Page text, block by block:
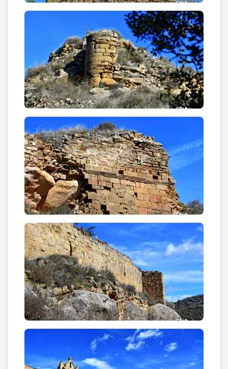
Al mur principal d'ingrés es troba laporta principal
formada per un arc de mig punt adovellat, per
damunt de la qual es troben les mènsules que
sostenien un matacà.Coronant el mur, hi trobem
un campanar d'espadanya d'estil barroci de cinc
ulls, quatre a la part inferior i un a la part superior,
d'arc de mig punt peraltats damunt d'una imposta i
que presenten diferents mides de llum, amb dues
corbes ascendents a la part superior, coronades per
un motiu decoratiu en forma de bola sobre un petit
podi quadrangular, i en un pla inferior, dues torretes
coronades amb el mateix recurs decoratiu.